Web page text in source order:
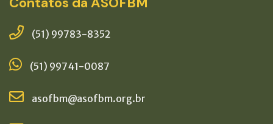
(51) 99783-8352
(51) 99741-0087
asofbm@asofbm.org.br